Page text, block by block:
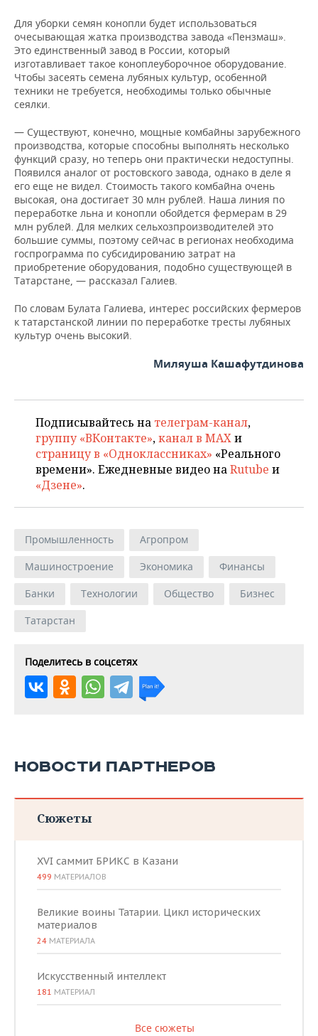
Для уборки семян конопли будет использоваться
очесывающая жатка производства завода «Пензмаш».
Это единственный завод в России, который
изготавливает такое коноплеуборочное оборудование.
Чтобы засеять семена лубяных культур, особенной
техники не требуется, необходимы только обычные
сеялки.
— Существуют, конечно, мощные комбайны зарубежного
производства, которые способны выполнять несколько
функций сразу, но теперь они практически недоступны.
Появился аналог от ростовского завода, однако в деле я
его еще не видел. Стоимость такого комбайна очень
высокая, она достигает 30 млн рублей. Наша линия по
переработке льна и конопли обойдется фермерам в 29
млн рублей. Для мелких сельхозпроизводителей это
большие суммы, поэтому сейчас в регионах необходима
госпрограмма по субсидированию затрат на
приобретение оборудования, подобно существующей в
Татарстане, — рассказал Галиев.
По словам Булата Галиева, интерес российских фермеров
к татарстанской линии по переработке тресты лубяных
культур очень высокий.
Миляуша Кашафутдинова
Подписывайтесь на телеграм-канал,
группу «ВКонтакте»,канал в MAXи
страницу в «Одноклассниках» «Реального
времени». Ежедневные видео наRutube и
«Дзене».
Промышленность
Агропром
Машиностроение
Экономика
Финансы
Банки
Технологии Общество
Бизнес
Татарстан
Поделитесь в соцсетях
НОВОСТИ ПАРТНЕРОВ
Сюжеты
XVI саммит БРИКС в Казани
499 МАТЕРИАЛОВ
Великие воины Татарии. Цикл исторических
материалов
24 МАТЕРИАЛА
Искусственный интеллект
181 МАТЕРИАЛ
Все сюжеты